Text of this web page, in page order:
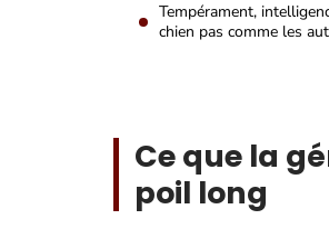
Tempérament,
chien pas comme les
Ce que la
poil long